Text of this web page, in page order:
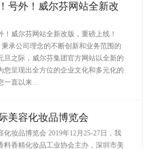
号外！威尔芬网站全新改
！威尔芬网站全新改版，重磅上线！
秉承公司理念的不断创新和业务范围的
旦之际，威尔芬集团官方网站以全新的
您呈现出全方位的企业文化和多元化的
一直以来...
美容化妆品博览会
化妆品博览会 2019年12月25-27日，我
料香精化妆品工业协会主办，深圳市美